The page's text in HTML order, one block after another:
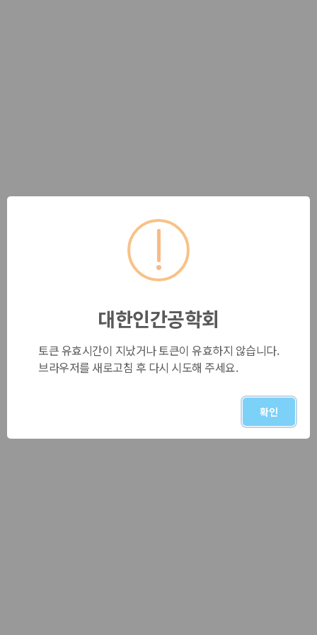
대한인간공학회
토큰 유효시간이 지났거나 토큰이 유효하지 않습니다.
브라우저를 새로고침 후 다시 시도해 주세요.
확인